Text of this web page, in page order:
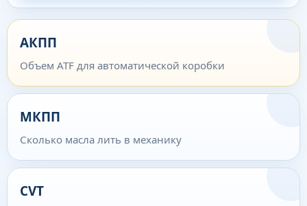
АКПП
Объем ATF для автоматической коробки
МКПП
Сколько масла лить в механику
CVT